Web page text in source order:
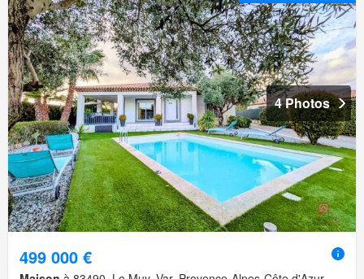
4 Photos
499 000 €